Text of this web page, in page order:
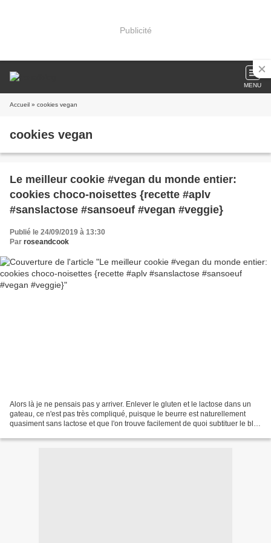
Publicité
MENU
Accueil » cookies vegan
cookies vegan
Le meilleur cookie #vegan du monde entier:
cookies choco-noisettes {recette #aplv
#sanslactose #sansoeuf #vegan #veggie}
Publié le 24/09/2019 à 13:30
Par roseandcook
Alors là je ne pensais pas y arriver. Enlever le gluten et le lactose dans un
gateau, ce n'est pas très compliqué, puisque le beurre est naturellement
quasiment sans lactose et que l'on trouve facilement de quoi subtituer le blé.